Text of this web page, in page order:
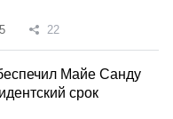
22
Майе Санду
срок